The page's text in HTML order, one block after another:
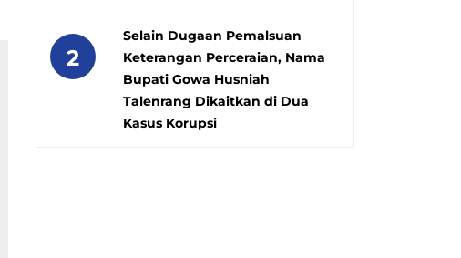
2
Selain Dugaan Pemalsuan
Keterangan Perceraian, Nama
Bupati Gowa Husniah
Talenrang Dikaitkan di Dua
Kasus Korupsi